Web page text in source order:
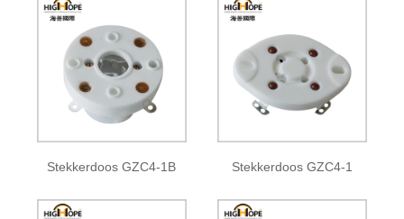
Stekkerdoos GZC4-1B Stekkerdoos GZC4-1